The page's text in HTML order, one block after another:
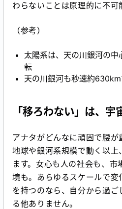
わらないことは原理的に不可
（参考）
太陽系は、天の川銀河の
転
天の川銀河も秒速約
「移ろわない」は、宇
アナタがどんなに頑固で腰が
地球や銀河系規模で動く以上
ます。女心も人の社会も、
境も。あらゆるスケールで変
を持つのなら、自分から過ご
る他ありません。